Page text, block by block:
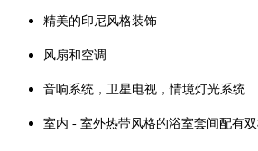
精美的印尼风格装饰
风扇和空调
音响系统，卫星电视，情境灯光系统
室内 - 室外热带风格的浴室套间配有